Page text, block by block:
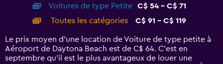
displaying
categories.
14
categories.
The
Voitures de type Petite
C$ 54 - C$ 71
Toutes les catégories
C$ 91 - C$ 119
Le prix moyen d’une location de Voiture de type petite à
Aéroport de Daytona Beach est de C$ 64. C’est en
septembre qu'il est le plus avantageux de louer une